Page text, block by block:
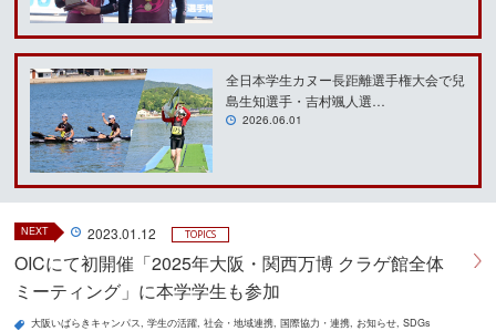
全日本学生カヌー⻑距離選手権大会で兒
島生知選手・吉村颯人選…
2026.06.01
NEXT 2023.01.12 TOPICS
OICにて初開催「2025年大阪・関西万博 クラゲ館全体
ミーティング」に本学学生も参加
大阪いばらきキャンパス 学生の活躍 社会・地域連携 国際協力・連携 お知らせ SDGs